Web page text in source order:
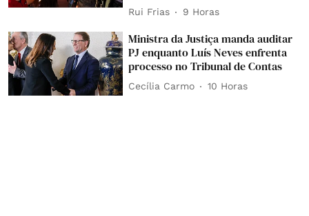
Rui Frias 9 Horas
Ministra da Justiça manda auditar
PJ enquanto Luís Neves enfrenta
processo no Tribunal de Contas
Cecília Carmo 10 Horas